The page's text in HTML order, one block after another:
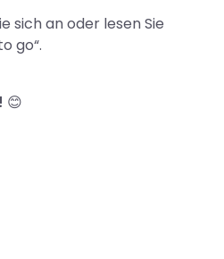
sich an oder lesen Sie
go“.
😊